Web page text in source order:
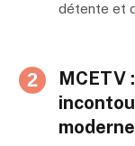
détente et
MCETV
moderne